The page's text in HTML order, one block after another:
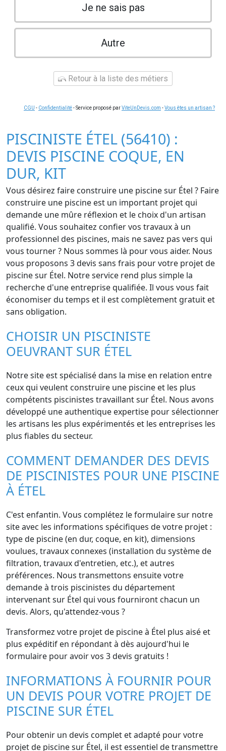
Je ne sais pas
Autre
Retour à la liste des métiers
CGU - Confidentialité- Service proposé parViteUnDevis.com -Vous êtes un artisan ?
PISCINISTE ÉTEL (56410) :
DEVIS PISCINE COQUE, EN
DUR, KIT
Vous désirez faire construire une piscine sur Étel ? Faire
construire une piscine est un important projet qui
demande une mûre réflexion et le choix d'un artisan
qualifié. Vous souhaitez confier vos travaux à un
professionnel des piscines, mais ne savez pas vers qui
vous tourner ? Nous sommes là pour vous aider. Nous
vous proposons 3 devis sans frais pour votre projet de
piscine sur Étel. Notre service rend plus simple la
recherche d'une entreprise qualifiée. Il vous vous fait
économiser du temps et il est complètement gratuit et
sans obligation.
CHOISIR UN PISCINISTE
OEUVRANT SUR ÉTEL
Notre site est spécialisé dans la mise en relation entre
ceux qui veulent construire une piscine et les plus
compétents piscinistes travaillant sur Étel. Nous avons
développé une authentique expertise pour sélectionner
les artisans les plus expérimentés et les entreprises les
plus fiables du secteur.
COMMENT DEMANDER DES DEVIS
DE PISCINISTES POUR UNE PISCINE
À ÉTEL
C'est enfantin. Vous complétez le formulaire sur notre
site avec les informations spécifiques de votre projet :
type de piscine (en dur, coque, en kit), dimensions
voulues, travaux connexes (installation du système de
filtration, travaux d'entretien, etc.), et autres
préférences. Nous transmettons ensuite votre
demande à trois piscinistes du département
intervenant sur Étel qui vous fourniront chacun un
devis. Alors, qu'attendez-vous ?
Transformez votre projet de piscine à Étel plus aisé et
plus expéditif en répondant à dès aujourd'hui le
formulaire pour avoir vos 3 devis gratuits !
INFORMATIONS À FOURNIR POUR
UN DEVIS POUR VOTRE PROJET DE
PISCINE SUR ÉTEL
Pour obtenir un devis complet et adapté pour votre
projet de piscine sur Étel, il est essentiel de transmettre